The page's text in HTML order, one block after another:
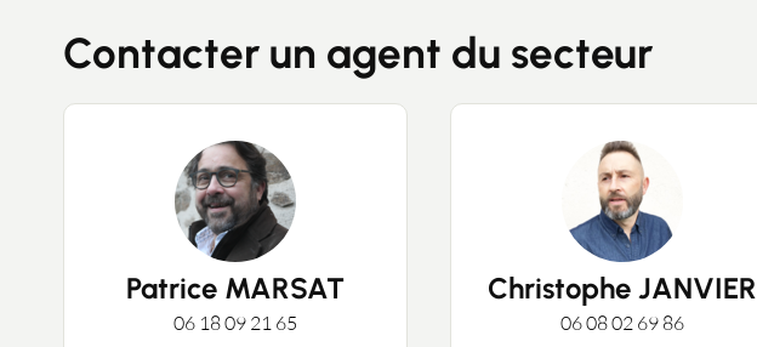
Contacter un agent du secteur
Patrice MARSAT
06 18 09 21 65
Christophe JANVIER
06 08 02 69 86